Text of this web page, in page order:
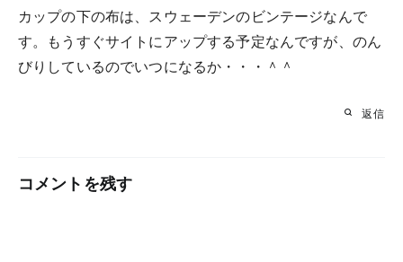
カップの下の布は、スウェーデンのビンテージなんで
す。もうすぐサイトにアップする予定なんですが、のん
びりしているのでいつになるか・・・＾＾
返信
コメントを残す